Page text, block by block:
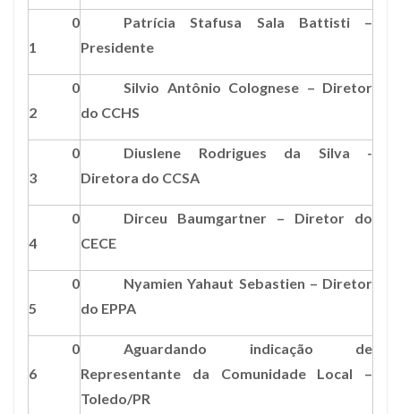
0
1
Patrícia Stafusa Sala Battisti –
Presidente
0
2
Silvio Antônio Colognese – Diretor
do CCHS
0
3
Diuslene Rodrigues da Silva -
Diretora do CCSA
0
4
Dirceu Baumgartner – Diretor do
CECE
0
5
Nyamien Yahaut Sebastien – Diretor
do EPPA
0
6
Aguardando indicação de
Representante da ComunidadeLocal –
Toledo/PR